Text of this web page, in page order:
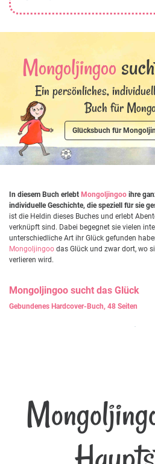
Mongoljingoo
Ein persönliches,
Buch für
Glücksbuch für
In diesem Buch erlebt Mongoljingoo ihre
individuelle Geschichte, die speziell für sie
ist die Heldin dieses Buches und erlebt
verknüpft sind. Dabei begegnet sie vielen
unterschiedliche Art ihr Glück gefunden
Mongoljingoo das Glück und zwar dort, wo
verlieren wird.
Mongoljingoo sucht das Glück
Gebundenes Hardcover-Buch, 48 Seiten